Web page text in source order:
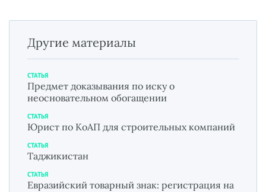
Другие материалы
СТАТЬЯ
Предмет доказывания по иску о
неосновательном обогащении
СТАТЬЯ
Юрист по КоАП для строительных компаний
СТАТЬЯ
Таджикистан
СТАТЬЯ
Евразийский товарный знак: регистрация на